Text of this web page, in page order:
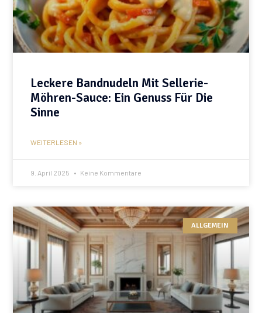
Leckere Bandnudeln Mit Sellerie-
Möhren-Sauce: Ein Genuss Für Die
Sinne
WEITERLESEN »
9. April 2025 Keine Kommentare
ALLGEMEIN